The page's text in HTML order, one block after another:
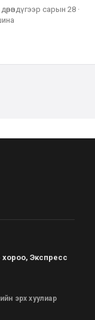
сарын 28 ·
хороо, Экспресс
эрх хуулиар